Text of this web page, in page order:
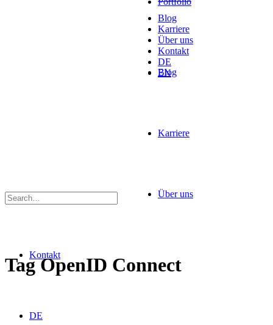
Blog
Karriere
Über uns
Kontakt
DE
Blog
Karriere
Über uns
Kontakt
DE
EN
Tag OpenID Connect